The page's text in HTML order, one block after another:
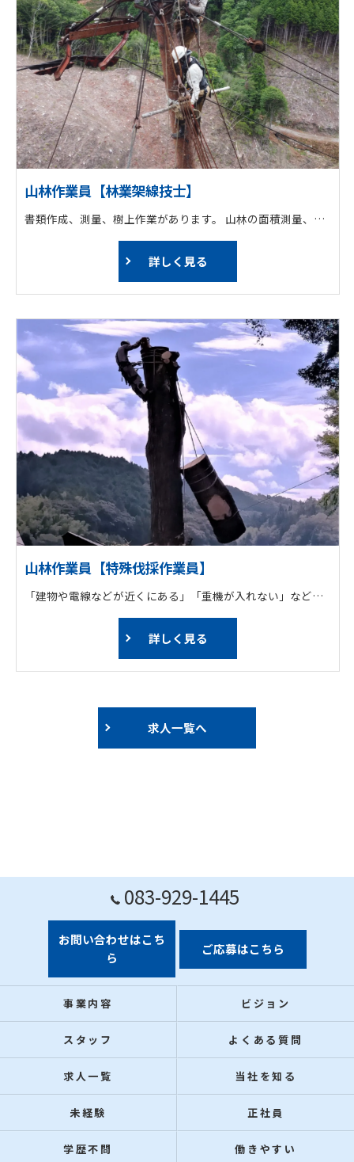
山林作業員【林業架線技士】
書類作成、測量、樹上作業があります。 山林の面積測量、毎木調査等、施業を行ううえで必要な調査を行います。 また、森林の環境状態を把握するために、植生調査も行っています。
詳しく見る
山林作業員【特殊伐採作業員】
「建物や電線などが近くにある」「重機が入れない」など特殊な場所で、倒すことができない高木や巨木に登って「ロープワーク」技術を使い、上から少しずつ吊るしながら安全に伐採します。
詳しく見る
求人一覧へ
083-929-1445
お問い合わせはこち
ら
ご応募はこちら
事業内容 ビジョン
スタッフ よくある質問
求人一覧 当社を知る
未経験 正社員
学歴不問 働きやすい